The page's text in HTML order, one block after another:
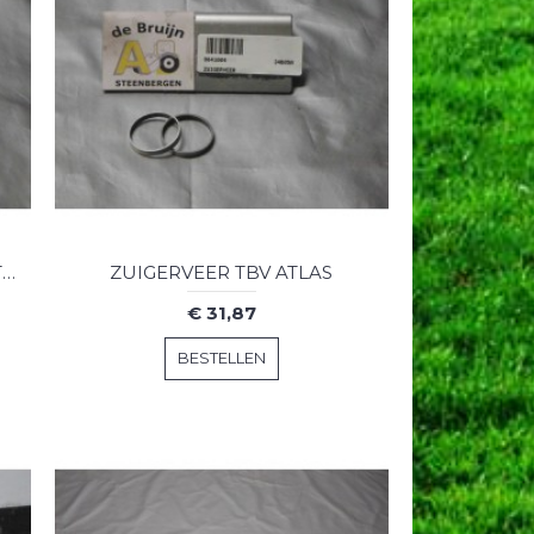
ZUIGERVEER COMPR AB TBV ATLAS
ZUIGERVEER TBV ATLAS
€ 31,87
BESTELLEN